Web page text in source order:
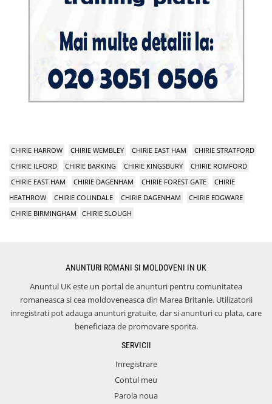
CHIRIE HARROW CHIRIE WEMBLEY CHIRIE EAST HAM
CHIRIE STRATFORD
CHIRIE ILFORD
CHIRIE BARKING CHIRIE KINGSBURY
CHIRIE ROMFORD
CHIRIE EAST HAM
CHIRIE DAGENHAM CHIRIE FOREST GATE
CHIRIE
HEATHROW
CHIRIE COLINDALE CHIRIE DAGENHAM
CHIRIE EDGWARE
CHIRIE BIRMINGHAM
CHIRIE SLOUGH
ANUNTURI ROMANI SI MOLDOVENI IN UK
Anuntul UK este un portal de anunturi pentru comunitatea
romaneasca si cea moldoveneasca din Marea Britanie. Utilizatorii
inregistrati pot adauga anunturi gratuite, dar si anunturi cu plata, care
beneficiaza de promovare sporita.
SERVICII
Inregistrare
Contul meu
Parola noua